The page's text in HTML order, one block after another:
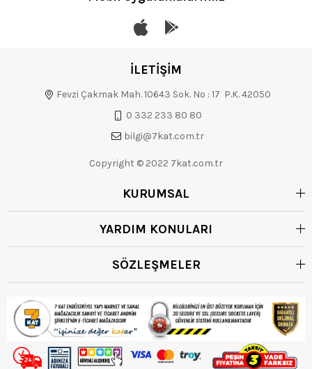
İLETİŞİM
Fevzi Çakmak Mah. 10643 Sok. No : 17 P.K. 42050
0 332 233 80 80
bilgi@7kat.com.tr
Copyright © 2022 7kat.com.tr
KURUMSAL
YARDIM KONULARI
SÖZLEŞMELER